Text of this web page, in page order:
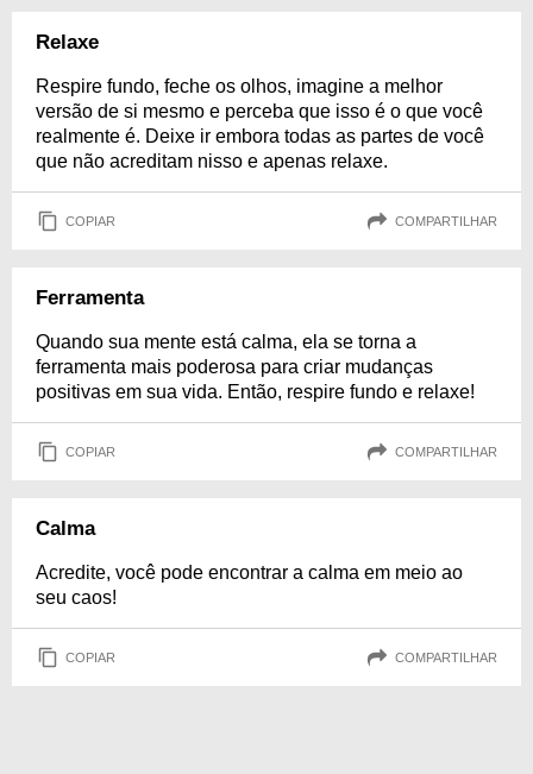
Relaxe
Respire fundo, feche os olhos, imagine a melhor
versão de si mesmo e perceba que isso é o que você
realmente é. Deixe ir embora todas as partes de você
que não acreditam nisso e apenas relaxe.
COPIAR COMPARTILHAR
Ferramenta
Quando sua mente está calma, ela se torna a
ferramenta mais poderosa para criar mudanças
positivas em sua vida. Então, respire fundo e relaxe!
COPIAR COMPARTILHAR
Calma
Acredite, você pode encontrar a calma em meio ao
seu caos!
COPIAR COMPARTILHAR